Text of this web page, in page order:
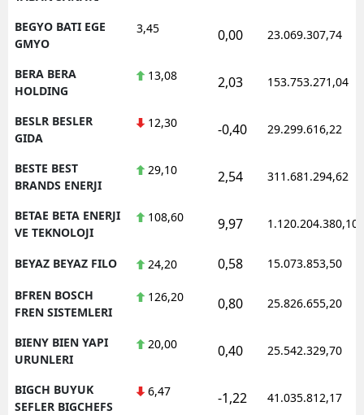
BEGYO BATI EGE
GMYO
3,45 0,00 23.069.307,74
BERA BERA
HOLDING
13,08 2,03 153.753.271,04
BESLR BESLER
GIDA
12,30 -0,40 29.299.616,22
BESTE BEST
BRANDS ENERJI
29,10 2,54 311.681.294,62
BETAE BETA ENERJI
VE TEKNOLOJI
108,60 9,97 1.120.204.380,10
BEYAZ BEYAZ FILO 24,20 0,58 15.073.853,50
BFREN BOSCH
FREN SISTEMLERI
126,20 0,80 25.826.655,20
BIENY BIEN YAPI
URUNLERI
20,00 0,40 25.542.329,70
BIGCH BUYUK
SEFLER BIGCHEFS
6,47 -1,22 41.035.812,17